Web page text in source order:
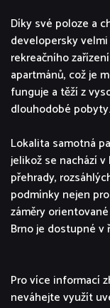
Díky své poloze a
developersky
rekreačního
apartmánů, což je
funguje a těží z
dlouhodobé pobyty.
Lokalita samotná
jelikož se nachází
přehrady,
podmínky nejen
záměry
Brno je dostupné v
Pro více informací
neváhejte využít